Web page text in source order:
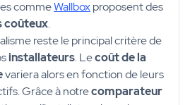
commeWallboxproposent des
coûteux.
reste le principal critère de
installateurs. Lecoût de la
variera alors en fonction de leurs
Grâce à notrecomparateur